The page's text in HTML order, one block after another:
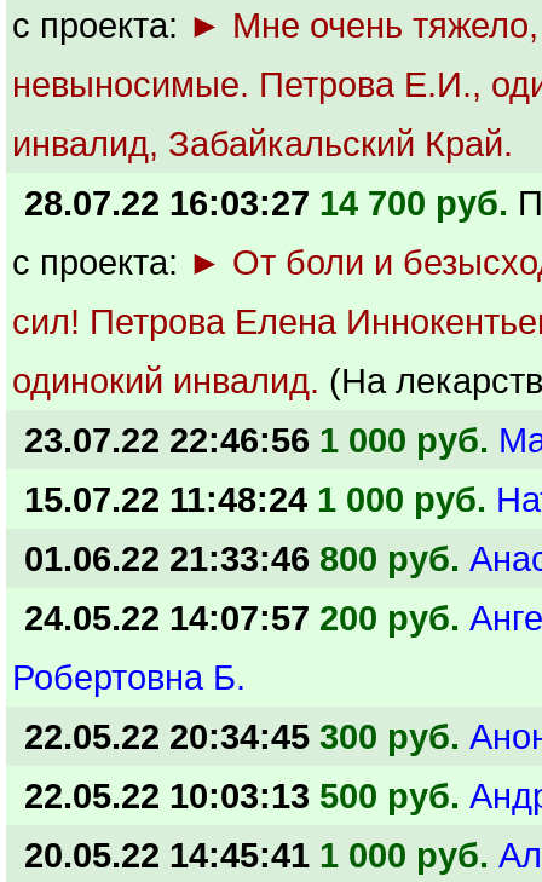
с проекта: ► Мне очень
невыносимые. Петрова Е.И.,
инвалид, Забайкальский Край.
28.07.22 16:03:27 14 700 руб.
с проекта: ► От боли и
сил! Петрова Елена
одинокий инвалид. (На
23.07.22 22:46:56 1 000 руб.
15.07.22 11:48:24 1 000 руб.
01.06.22 21:33:46 800 руб.
24.05.22 14:07:57 200 руб.
Робертовна Б.
22.05.22 20:34:45 300 руб.
22.05.22 10:03:13 500 руб.
20.05.22 14:45:41 1 000 руб.